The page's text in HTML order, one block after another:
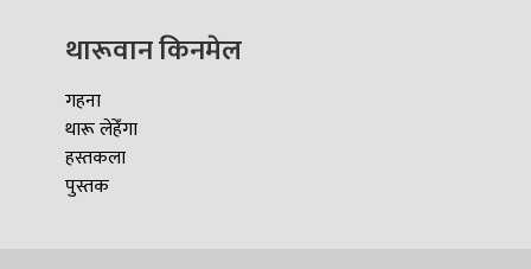
थारूवान किनमेल
गहना
थारू लेहेँगा
हस्तकला
पुस्तक